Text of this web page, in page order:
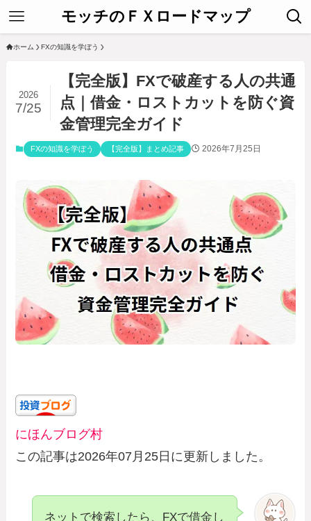
モッチのＦＸロードマップ
ホーム FXの知識を学ぼう
【完全版】FXで破産する人の共通
点｜借金・ロストカットを防ぐ資
金管理完全ガイド
2026
7/25
FXの知識を学ぼう 【完全版】まとめ記事 2026年7月25日
にほんブログ村
この記事は2026年07月25日に更新しました。
ネットで検索したら、FXで借金し